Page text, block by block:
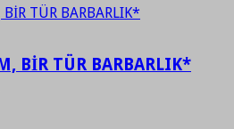
BİR TÜR BARBARLIK*